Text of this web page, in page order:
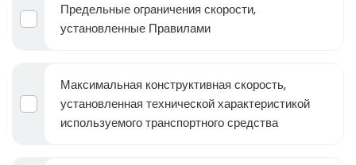
Предельные ограничения скорости,
установленные Правилами
Максимальная конструктивная скорость,
установленная технической характеристикой
используемого транспортного средства